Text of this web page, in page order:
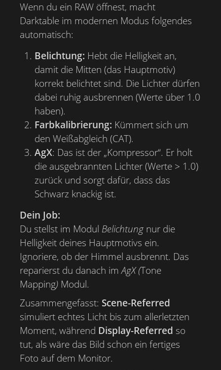
Wenn du ein RAW öffnest, macht
Darktable im modernen Modus folgendes
automatisch:
Belichtung: Hebt die Helligkeit an,
damit die Mitten (das Hauptmotiv)
korrekt belichtet sind. Die Lichter dürfen
dabei ruhig ausbrennen (Werte über 1.0
haben).
Farbkalibrierung: Kümmert sich um
den Weißabgleich (CAT).
AgX: Das ist der „Kompressor“. Er holt
die ausgebrannten Lichter (Werte > 1.0)
zurück und sorgt dafür, dass das
Schwarz knackig ist.
Dein Job:
Du stellst im Modul Belichtung nur die
Helligkeit deines Hauptmotivs ein.
Ignoriere, ob der Himmel ausbrennt. Das
reparierst du danach imAgX (Tone
Mapping) Modul.
Zusammengefasst: Scene-Referred
simuliert echtes Licht bis zum allerletzten
Moment, während Display-Referred so
tut, als wäre das Bild schon ein fertiges
Foto auf dem Monitor.